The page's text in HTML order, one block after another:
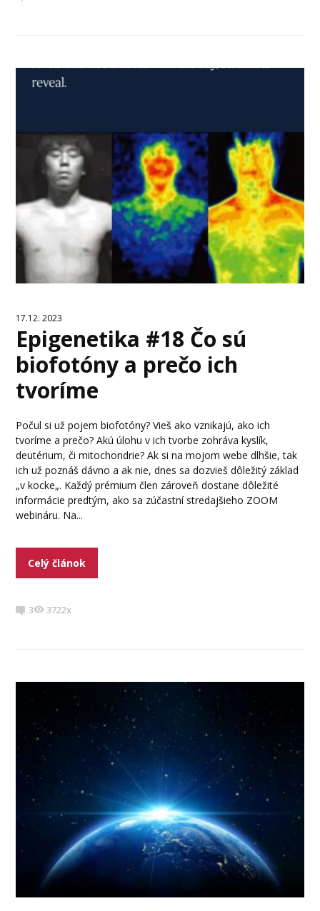
17.12. 2023
Epigenetika #18 Čo sú
biofotóny a prečo ich
tvoríme
Počul si už pojem biofotóny? Vieš ako vznikajú, ako ich
tvoríme a prečo? Akú úlohu v ich tvorbe zohráva kyslík,
deutérium, či mitochondrie? Ak si na mojom webe dlhšie, tak
ich už poznáš dávno a ak nie, dnes sa dozvieš dôležitý základ
„v kocke„. Každý prémium člen zároveň dostane dôležité
informácie predtým, ako sa zúčastní stredajšieho ZOOM
webináru. Na...
Celý článok
3 3722x